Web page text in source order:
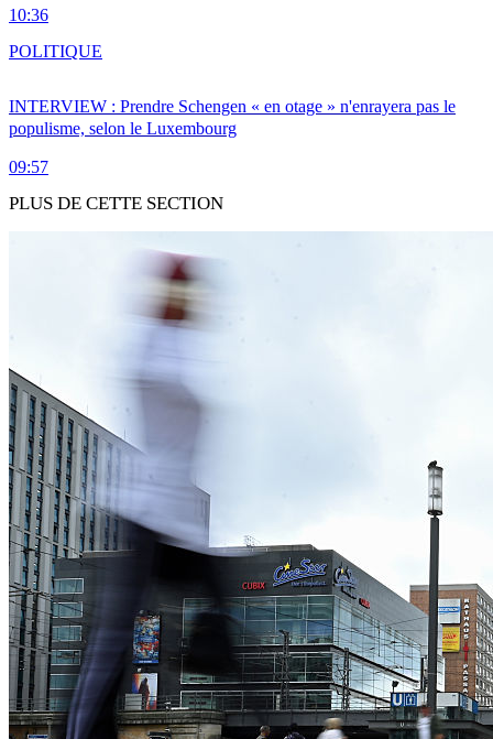
10:36
INTERVIEW : Prendre Schengen « en otage » n'enrayera pas le
populisme, selon le Luxembourg
09:57
POLITIQUE
PLUS DE CETTE SECTION